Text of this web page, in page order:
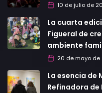
10 de julio de
La cuarta
Figueral de
ambiente
20 de mayo de
La esencia de
Refinadora